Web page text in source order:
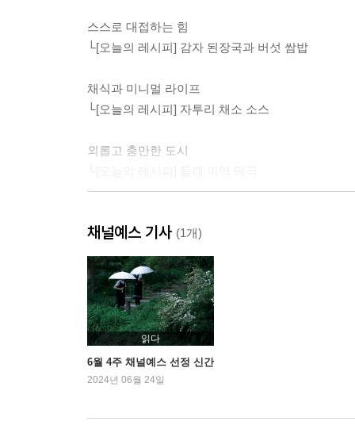
스스로 대접하는 힘
└[오늘의 레시피] 감자 된장국과 버섯 쌈밥
채식과 미니멀 라이프
└[오늘의 레시피] 자투리 채소 소스
외롭고 충만한 도시
└[오늘의 레시피] 시금치 김밥
토마토를 닮은 여름
└[오늘의 레시피] 토마토 볶음국수
이별은 안 했습니다
└[오늘의 레시피] 표고 유부 볶음
└[오늘의 레시피] 토마토 비빔밥
채널예스 기사 (1개)
읽다
6월 4주 채널예스 선정 신간
2024년 06월 24일